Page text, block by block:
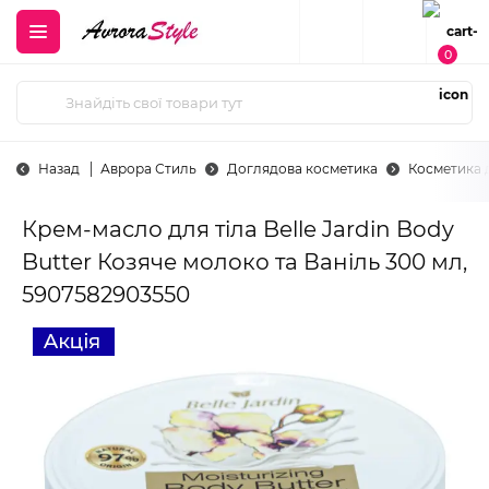
0
Назад Аврора Стиль Доглядова косметика Косметика
Крем-масло для тіла Belle Jardin Body
Butter Козяче молоко та Ваніль 300 мл,
5907582903550